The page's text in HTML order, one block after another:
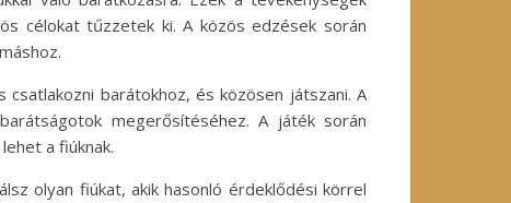
célokat tűzzetek ki. A közös edzések során
barátokhoz, és közösen játszani. A
megerősítéséhez. A játék során
a fiúknak.
olyan fiúkat, akik hasonló érdeklődési körrel